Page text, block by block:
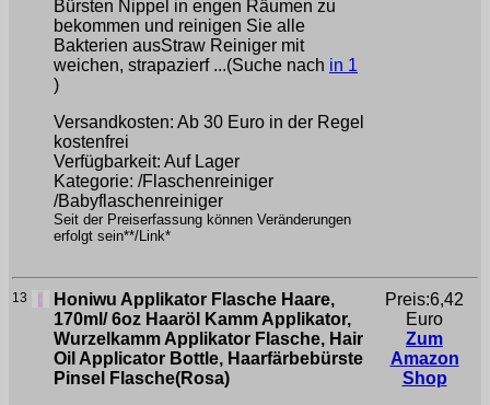
Bürsten Nippel in engen Räumen zu
bekommen und reinigen Sie alle
Bakterien ausStraw Reiniger mit
weichen, strapazierf ...(Suche nach in 1
)
Versandkosten: Ab 30 Euro in der Regel
kostenfrei
Verfügbarkeit: Auf Lager
Kategorie: /Flaschenreiniger
/Babyflaschenreiniger
Seit der Preiserfassung können Veränderungen
erfolgt sein**/Link*
13
Honiwu Applikator Flasche Haare,
170ml/ 6oz Haaröl Kamm Applikator,
Wurzelkamm Applikator Flasche, Hair
Oil Applicator Bottle, Haarfärbebürste
Pinsel Flasche(Rosa)
Preis:6,42
Euro
Zum
Amazon
Shop